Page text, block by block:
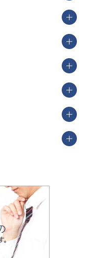
茨城県
長野県
良県
和歌山県
島県
ング
させる方法
距離の学力